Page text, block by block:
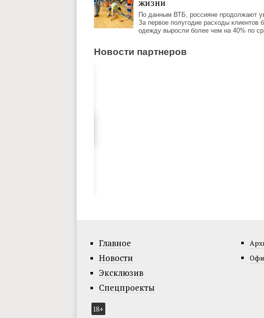
жизни
По данным ВТБ, россияне продолжают
За первое полугодие расходы клиентов
одежду выросли более чем на 40% по
Новости партнеров
Главное
Новости
Эксклюзив
Спецпроекты
18+